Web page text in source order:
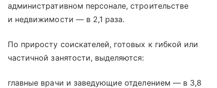
административном персонале, строительстве
и недвижимости — в 2,1 раза.
По приросту соискателей, готовых к гибкой или
частичной занятости, выделяются:
главные врачи и заведующие отделением — в 3,8